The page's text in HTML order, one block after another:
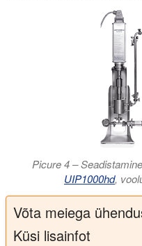
Picure 4 –
UIP1000hd,
Võta meiega
Küsi lisainfot